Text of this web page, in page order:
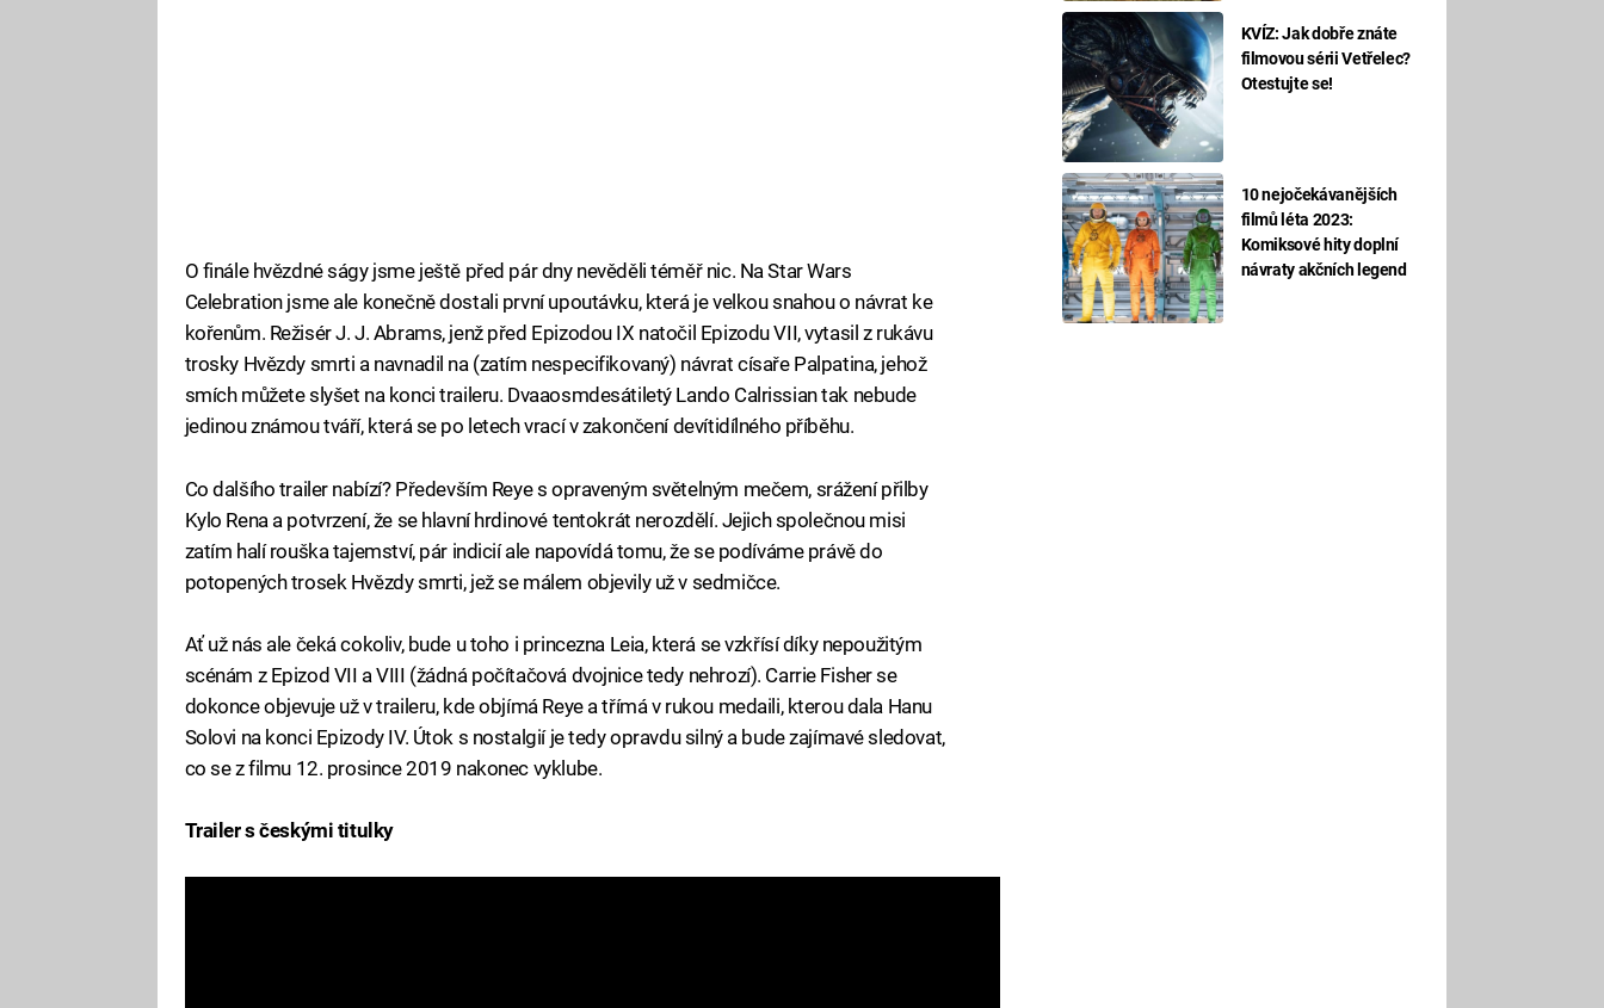
KVÍZ: Jak dobře znáte
filmovou sérii Vetřelec?
Otestujte se!
10 nejočekávanějších
filmů léta 2023:
Komiksové hity doplní
návraty akčních legend
O finále hvězdné ságy jsme ještě před pár dny nevěděli téměř nic. Na Star Wars
Celebration jsme ale konečně dostali první upoutávku, která je velkou snahou o návrat ke
kořenům. Režisér J. J. Abrams, jenž před Epizodou IX natočil Epizodu VII, vytasil z rukávu
trosky Hvězdy smrti a navnadil na (zatím nespecifikovaný) návrat císaře Palpatina, jehož
smích můžete slyšet na konci traileru. Dvaaosmdesátiletý Lando Calrissian tak nebude
jedinou známou tváří, která se po letech vrací v zakončení devítidílného příběhu.
Co dalšího trailer nabízí? Především Reye s opraveným světelným mečem, srážení přilby
Kylo Rena a potvrzení, že se hlavní hrdinové tentokrát nerozdělí. Jejich společnou misi
zatím halí rouška tajemství, pár indicií ale napovídá tomu, že se podíváme právě do
potopených trosek Hvězdy smrti, jež se málem objevily už v sedmičce.
Ať už nás ale čeká cokoliv, bude u toho i princezna Leia, která se vzkřísí díky nepoužitým
scénám z Epizod VII a VIII (žádná počítačová dvojnice tedy nehrozí). Carrie Fisher se
dokonce objevuje už v traileru, kde objímá Reye a třímá v rukou medaili, kterou dala Hanu
Solovi na konci Epizody IV. Útok s nostalgií je tedy opravdu silný a bude zajímavé sledovat,
co se z filmu 12. prosince 2019 nakonec vyklube.
Trailer s českými titulky